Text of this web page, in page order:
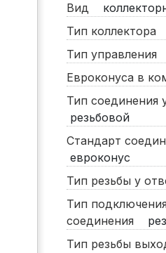
Вид
Тип коллектора
Тип управления
Евроконуса в
Тип соединения
резьбовой
Стандарт
евроконус
Тип резьбы у
Тип
соединения
Тип резьбы